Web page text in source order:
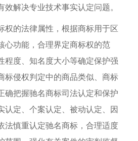
解决专业技术事实认定问题。
的法律属性，根据商标用于区
心功能，合理界定商标权的范
程度、知名度大小等确定保护强
标侵权判定中的商品类似、商标
确把握驰名商标司法认定和保护
认定、个案认定、被动认定、因
法慎重认定驰名商标，合理适度